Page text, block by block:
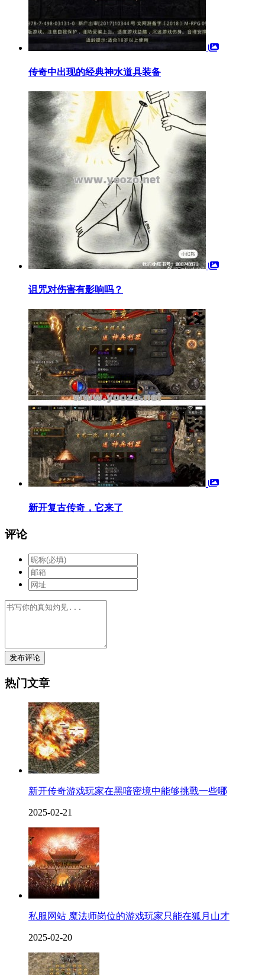
传奇中出现的经典神水道具装备
诅咒对伤害有影响吗？
新开复古传奇，它来了
评论
发布评论
热门文章
新开传奇游戏玩家在黑喑密境中能够挑戰一些哪
2025-02-21
私服网站 魔法师岗位的游戏玩家只能在狐月山才
2025-02-20